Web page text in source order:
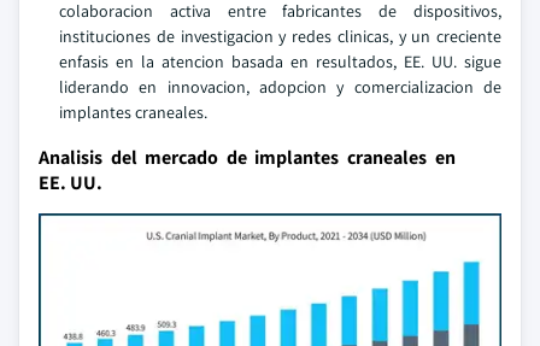
colaboracion activa entre fabricantes de dispositivos,
instituciones de investigacion y redes clinicas, y un creciente
enfasis en la atencion basada en resultados, EE. UU. sigue
liderando en innovacion, adopcion y comercializacion de
implantes craneales.
Analisis del mercado de implantes craneales en
EE. UU.